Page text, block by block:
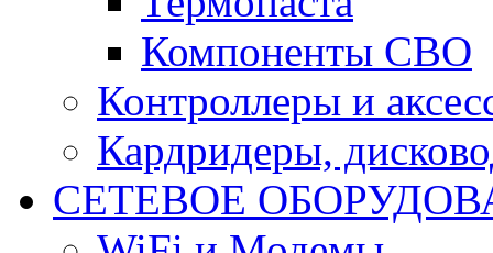
Компоненты СВО
Контроллеры и
Кардридеры,
СЕТЕВОЕ